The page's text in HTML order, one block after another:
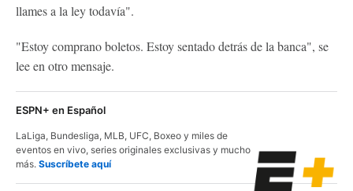
llames a la ley todavía".
"Estoy comprano boletos. Estoy sentado detrás de la banca", se
lee en otro mensaje.
ESPN+ en Español
LaLiga, Bundesliga, MLB, UFC, Boxeo y miles de
eventos en vivo, series originales exclusivas y mucho
más. Suscríbete aquí